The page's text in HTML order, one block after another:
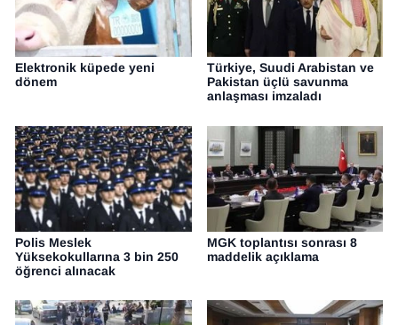
Elektronik küpede yeni
dönem
Türkiye, Suudi Arabistan ve
Pakistan üçlü savunma
anlaşması imzaladı
Polis Meslek
Yüksekokullarına 3 bin 250
öğrenci alınacak
MGK toplantısı sonrası 8
maddelik açıklama